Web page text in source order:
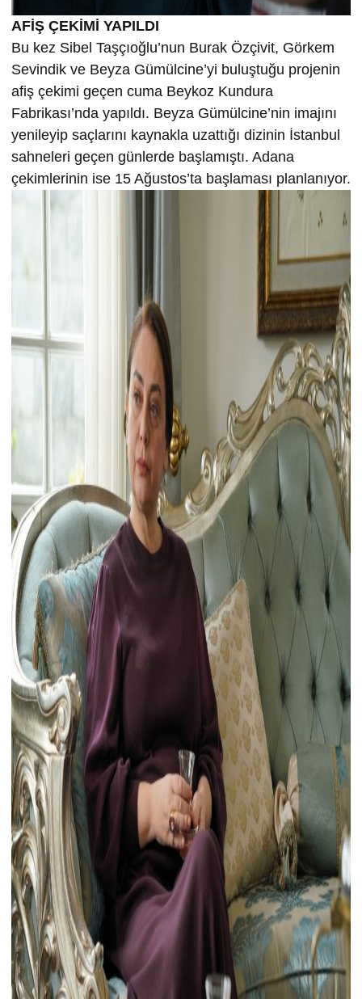
AFİŞ ÇEKİMİ YAPILDI
Bu kez Sibel Taşçıoğlu’nun Burak Özçivit, Görkem
Sevindik ve Beyza Gümülcine’yi buluştuğu projenin
afiş çekimi geçen cuma Beykoz Kundura
Fabrikası’nda yapıldı. Beyza Gümülcine’nin imajını
yenileyip saçlarını kaynakla uzattığı dizinin İstanbul
sahneleri geçen günlerde başlamıştı. Adana
çekimlerinin ise 15 Ağustos’ta başlaması planlanıyor.